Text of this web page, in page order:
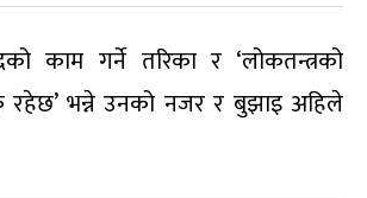
काम गर्ने तरिका र ‘लोकतन्त्रको
रहेछ’ भन्ने उनको नजर र बुझाइ अहिले